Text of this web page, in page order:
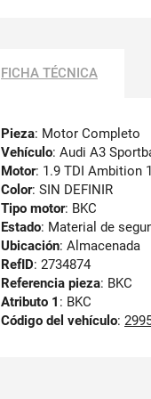
FICHA TÉCNICA
Pieza: Motor Completo
Vehículo: Audi A3
Motor: 1.9 TDI Ambition
Color: SIN DEFINIR
Tipo motor: BKC
Estado: Material de
Ubicación: Almacenada
RefID: 2734874
Referencia pieza: BKC
Atributo 1 : BKC
Código del vehículo: